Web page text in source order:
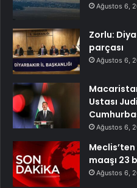
Ağustos 6,
Zorlu:
parçası
Ağustos 6,
Ustası
Ağustos 6,
maaşı 23
Ağustos 6,